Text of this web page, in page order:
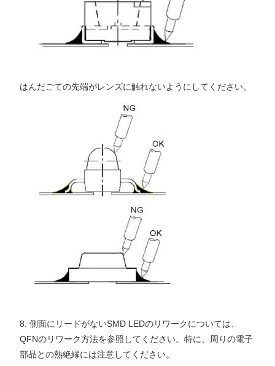
はんだごての先端がレンズに触れないようにしてください。
8. 側面にリードがないSMD LEDのリワークについては、
QFNのリワーク方法を参照してください。特に、周りの電子
部品との熱絶縁には注意してください。